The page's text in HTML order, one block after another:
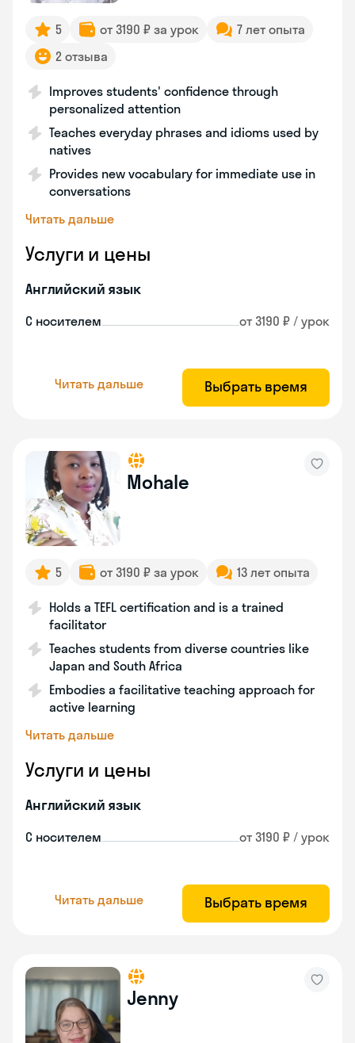
5 от 3190 ₽ за урок
7 лет опыта
2 отзыва
Improves students' confidence through
personalized attention
Teaches everyday phrases and idioms used by
natives
Provides new vocabulary for immediate use in
conversations
Читать дальше
Услуги и цены
Английский язык
С носителем от 3190 ₽ / урок
Читать дальше Выбрать время
Mohale
5 от 3190 ₽ за урок 13 лет опыта
Holds a TEFL certification and is a trained
facilitator
Teaches students from diverse countries like
Japan and South Africa
Embodies a facilitative teaching approach for
active learning
Читать дальше
Услуги и цены
Английский язык
С носителем от 3190 ₽ / урок
Читать дальше Выбрать время
Jenny